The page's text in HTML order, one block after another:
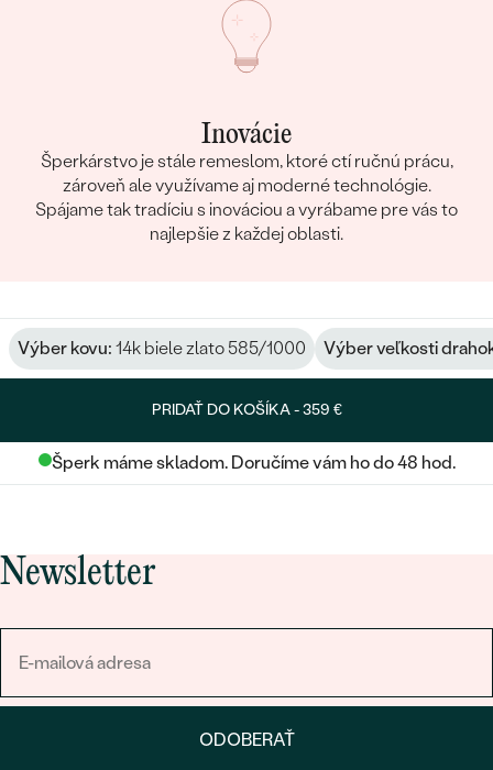
Inovácie
Šperkárstvo je stále remeslom, ktoré ctí ručnú prácu,
zároveň ale využívame aj moderné technológie.
Spájame tak tradíciu s inováciou a vyrábame pre vás to
najlepšie z každej oblasti.
Výber kovu: 14k biele zlato 585/1000 Výber veľkosti
PRIDAŤ DO KOŠÍKA -359 €
Šperk máme skladom. Doručíme vám ho do 48 hod.
Newsletter
ODOBERAŤ